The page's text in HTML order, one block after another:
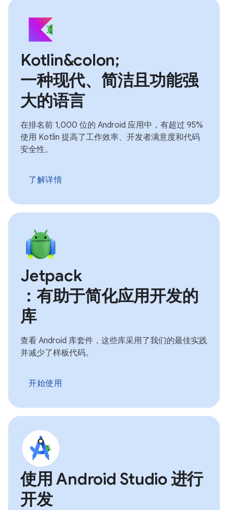
Kotlin&colon;
一种现代、简洁且功能强
大的语言
在排名前 1,000 位的 Android 应用中，有超过 95%
使用 Kotlin 提高了工作效率、开发者满意度和代码
安全性。
了解详情
Jetpack
：有助于简化应用开发的
库
查看 Android 库套件，这些库采用了我们的最佳实践
并减少了样板代码。
开始使用
使用 Android Studio 进行
开发